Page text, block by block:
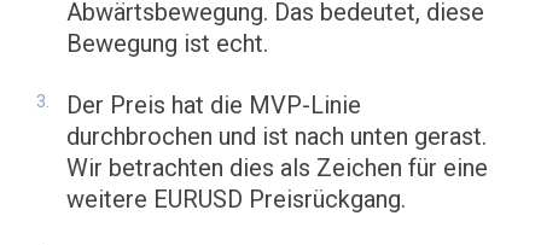
Abwärtsbewegung. Das bedeutet, diese
Bewegung ist echt.
Der Preis hat die MVP-Linie
durchbrochen und ist nach unten gerast.
Wir betrachten dies als Zeichen für eine
weitere EURUSD Preisrückgang.